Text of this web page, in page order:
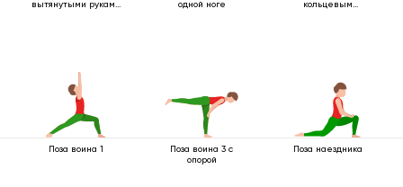
вытянутыми руками
одной ноге
кольцевым
Поза воина 1
Поза воина 3 с
опорой
Поза наездника